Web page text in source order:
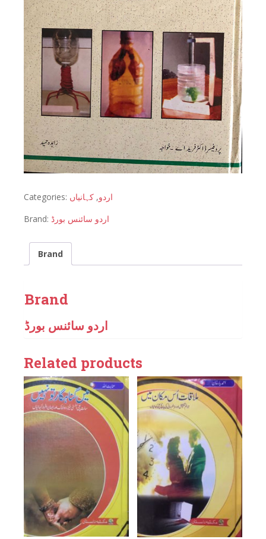
Categories: اردو, کہانیاں
Brand: اردو سائنس بورڈ
Brand
Brand
اردو سائنس بورڈ
Related products